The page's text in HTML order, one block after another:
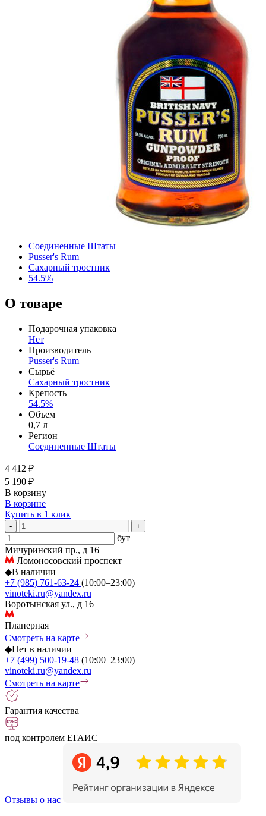
Соединенные Штаты
Pusser's Rum
Сахарный тростник
54.5%
О товаре
Подарочная упаковка
Нет
Производитель
Pusser's Rum
Сырьё
Сахарный тростник
Крепость
54.5%
Объем
0,7 л
Регион
Соединенные Штаты
4 412 ₽
5 190 ₽
В корзину
В корзине
Купить в 1 клик
- +
бут
Мичуринский пр., д 16
Ломоносовский проспект
◆В наличии
+7 (985) 761-63-24 (10:00–23:00)
vinoteki.ru@yandex.ru
Воротынская ул., д 16
Планерная
Смотреть на карте
◆Нет в наличии
+7 (499) 500-19-48 (10:00–23:00)
vinoteki.ru@yandex.ru
Смотреть на карте
Гарантия качества
под контролем ЕГАИС
Отзывы о нас